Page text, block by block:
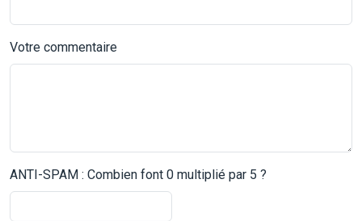
Votre commentaire
ANTI-SPAM : Combien font 0 multiplié par 5 ?